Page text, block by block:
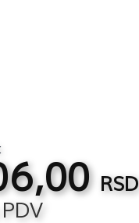
RSD